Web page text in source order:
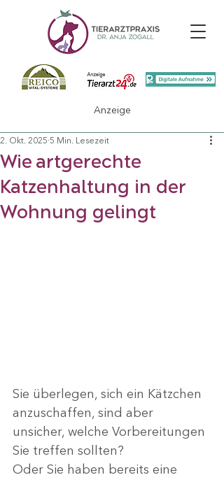
Anzeige
Wie artgerechte
Katzenhaltung in der
Wohnung gelingt
2. Okt. 2025 5 Min. Lesezeit
Sie überlegen, sich ein Kätzchen
anzuschaffen, sind aber
unsicher, welche Vorbereitungen
Sie treffen sollten?
Oder Sie haben bereits eine